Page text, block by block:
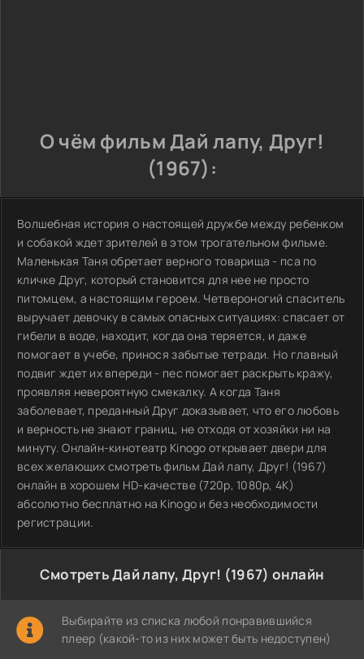
О чём фильм Дай лапу, Друг!
(1967):
Волшебная история о настоящей дружбе между ребенком
и собакой ждет зрителей в этом трогательном фильме.
Маленькая Таня обретает верного товарища - пса по
кличке Друг, который становится для нее не просто
питомцем, а настоящим героем. Четвероногий спаситель
выручает девочку в самых опасных ситуациях: спасает от
гибели в воде, находит, когда она теряется, и даже
помогает в учебе, принося забытые тетради. Но главный
подвиг ждет их впереди - пес помогает раскрыть кражу,
проявляя невероятную смекалку. А когда Таня
заболевает, преданный Друг доказывает, что его любовь
и верность не знают границ, не отходя от хозяйки ни на
минуту. Онлайн-кинотеатр Kinogo открывает двери для
всех желающих смотреть фильм Дай лапу, Друг! (1967)
онлайн в хорошем HD-качестве (720p, 1080p, 4К)
абсолютно бесплатно на Kinogo и без необходимости
регистрации.
Смотреть Дай лапу, Друг! (1967) онлайн
Выбирайте из списка любой понравившийся
плеер (какой-то из них может быть недоступен)